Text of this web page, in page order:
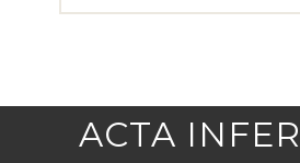
ACTA